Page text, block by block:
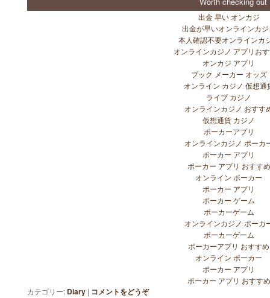
出金 早い オンカジ
出金が早いオンラインカ
本人確認不要オンラインカ
オンラインカジノ アプリお
オンカジ アプリ
ブック メーカー オッズ
オンライン カジノ 仮想通
ライブ カジノ
オンラインカジノ おすす
仮想通貨 カジノ
ポーカーアプリ
オンラインカジノ ポーカ
ポーカー アプリ
ポーカー アプリ おすすめ
オンライン ポーカー
ポーカー アプリ
ポーカー ゲーム
ポーカーゲーム
オンラインカジノ ポーカ
ポーカーゲーム
ポーカーアプリ おすすめ
オンライン ポーカー
ポーカー アプリ
ポーカー アプリ おすすめ
カテゴリー: Diary | コメントをどうぞ